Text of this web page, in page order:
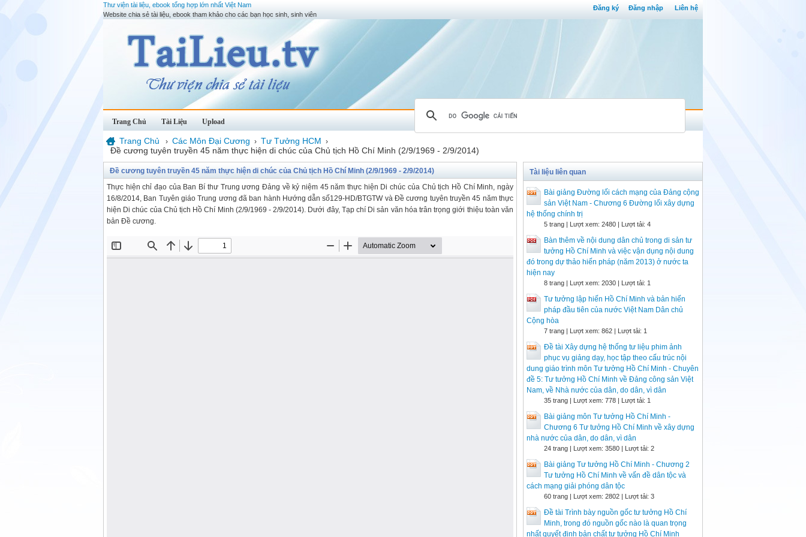
Đăng ký Đăng nhập Liên hệ
Thư viện tài liệu, ebook tổng hợp lớn nhất Việt Nam
Website chia sẻ tài liệu, ebook tham khảo cho các bạn học sinh, sinh viên
Trang Chủ Tài Liệu Upload
Trang Chủ › Các Môn Đại Cương › Tư Tưởng HCM ›
Đề cương tuyên truyền 45 năm thực hiện di chúc của Chủ tịch Hồ Chí Minh (2/9/1969 - 2/9/2014)
Đề cương tuyên truyền 45 năm thực hiện di chúc của Chủ tịch Hồ Chí Minh (2/9/1969 - 2/9/2014)
Thực hiện chỉ đạo của Ban Bí thư Trung ương Đảng về kỷ niệm 45 năm thực hiện Di chúc của Chủ tịch Hồ Chí Minh, ngày
16/8/2014, Ban Tuyên giáo Trung ương đã ban hành Hướng dẫn số129-HD/BTGTW và Đề cương tuyên truyền 45 năm thực
hiện Di chúc của Chủ tịch Hồ Chí Minh (2/9/1969 - 2/9/2014). Dưới đây, Tạp chí Di sản văn hóa trân trọng giới thiệu toàn văn
bản Đề cương.
Tài liệu liên quan
Bài giảng Đường lối cách mạng của Đảng cộng
sản Việt Nam - Chương 6 Đường lối xây dựng
hệ thống chính trị
5 trang | Lượt xem: 2480 | Lượt tải: 4
Bàn thêm về nội dung dân chủ trong di sản tư
tưởng Hồ Chí Minh và việc vận dụng nội dung
đó trong dự thảo hiến pháp (năm 2013) ở nước ta
hiện nay
8 trang | Lượt xem: 2030 | Lượt tải: 1
Tư tưởng lập hiến Hồ Chí Minh và bản hiến
pháp đầu tiên của nước Việt Nam Dân chủ
Cộng hòa
7 trang | Lượt xem: 862 | Lượt tải: 1
Đề tài Xây dựng hệ thống tư liệu phim ảnh
phục vụ giảng dạy, học tập theo cấu trúc nội
dung giáo trình môn Tư tưởng Hồ Chí Minh - Chuyên
đề 5: Tư tưởng Hồ Chí Minh về Đảng công sản Việt
Nam, về Nhà nước của dân, do dân, vì dân
35 trang | Lượt xem: 778 | Lượt tải: 1
Bài giảng môn Tư tưởng Hồ Chí Minh -
Chương 6 Tư tưởng Hồ Chí Minh về xây dựng
nhà nước của dân, do dân, vì dân
24 trang | Lượt xem: 3580 | Lượt tải: 2
Bài giảng Tư tưởng Hồ Chí Minh - Chương 2
Tư tưởng Hồ Chí Minh về vấn đề dân tộc và
cách mạng giải phóng dân tộc
60 trang | Lượt xem: 2802 | Lượt tải: 3
Đề tài Trình bày nguồn gốc tư tưởng Hồ Chí
Minh, trong đó nguồn gốc nào là quan trọng
nhất quyết định bản chất tư tưởng Hồ Chí Minh